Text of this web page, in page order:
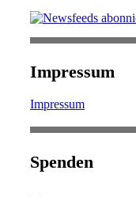
Impressum
Impressum
Spenden